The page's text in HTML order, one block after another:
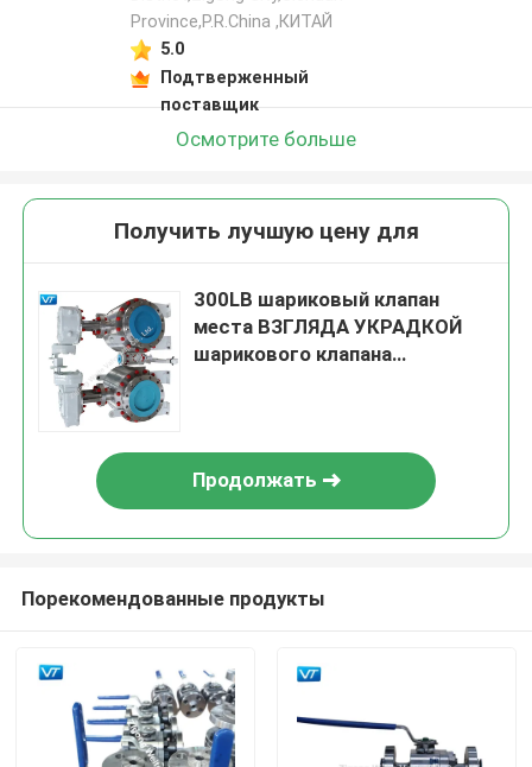
Province,P.R.China ,КИТАЙ
5.0
Подтверженный
поставщик
Осмотрите больше
Получить лучшую цену для
300LB шариковый клапан
места ВЗГЛЯДА УКРАДКОЙ
шарикового клапана
Продолжать
Порекомендованные продукты